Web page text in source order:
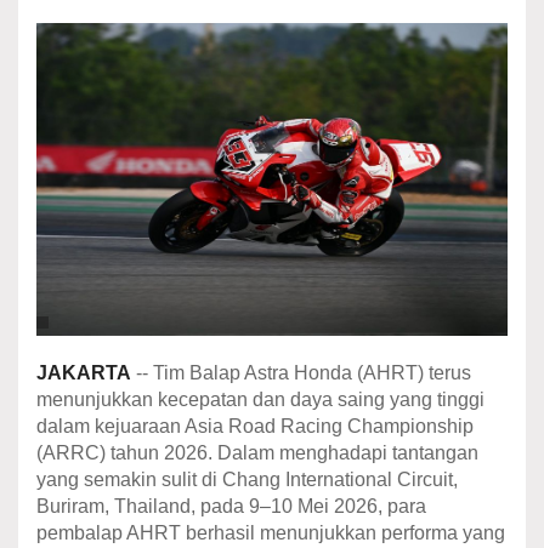
JAKARTA -- Tim Balap Astra Honda (AHRT) terus
menunjukkan kecepatan dan daya saing yang tinggi
dalam kejuaraan Asia Road Racing Championship
(ARRC) tahun 2026. Dalam menghadapi tantangan
yang semakin sulit di Chang International Circuit,
Buriram, Thailand, pada 9–10 Mei 2026, para
pembalap AHRT berhasil menunjukkan performa yang